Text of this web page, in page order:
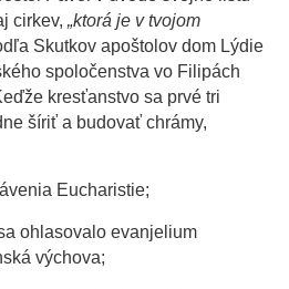
cirkev,„ktorá je v tvojom
Skutkov apoštolov dom Lýdie
spoločenstva vo Filipách
kresťanstvo sa prvé tri
šíriť a budovať chrámy,
Eucharistie;
ohlasovalo evanjelium
výchova;